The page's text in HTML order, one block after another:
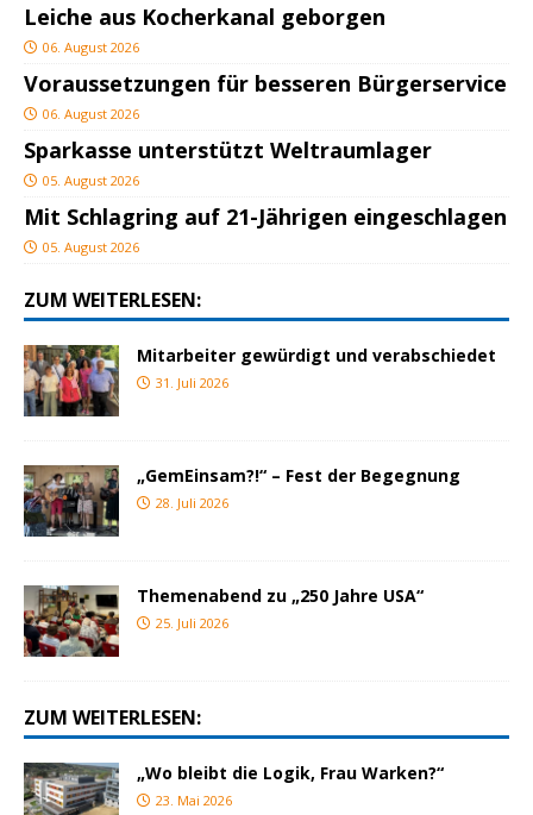
Leiche aus Kocherkanal geborgen
06. August 2026
Voraussetzungen für besseren Bürgerservice
06. August 2026
Sparkasse unterstützt Weltraumlager
05. August 2026
Mit Schlagring auf 21-Jährigen eingeschlagen
05. August 2026
ZUM WEITERLESEN:
Mitarbeiter gewürdigt und verabschiedet
31. Juli 2026
„GemEinsam?!“ – Fest der Begegnung
28. Juli 2026
Themenabend zu „250 Jahre USA“
25. Juli 2026
ZUM WEITERLESEN:
„Wo bleibt die Logik, Frau Warken?“
23. Mai 2026